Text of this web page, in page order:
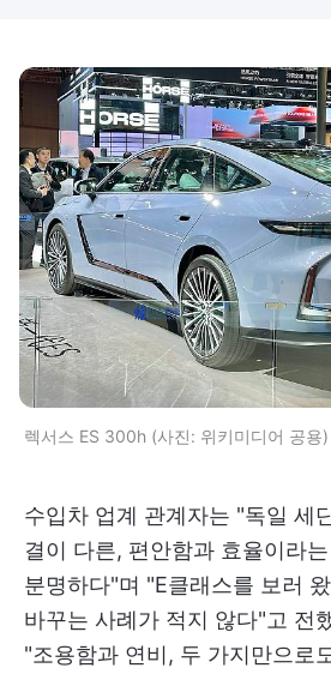
렉서스 ES 300h (사진: 위키미디어 공용)
수입차 업계 관계자는 "독일 세
결이 다른, 편안함과 효율이라
분명하다"며 "E클래스를 보러
바꾸는 사례가 적지 않다"고 전
"조용함과 연비, 두 가지만으로